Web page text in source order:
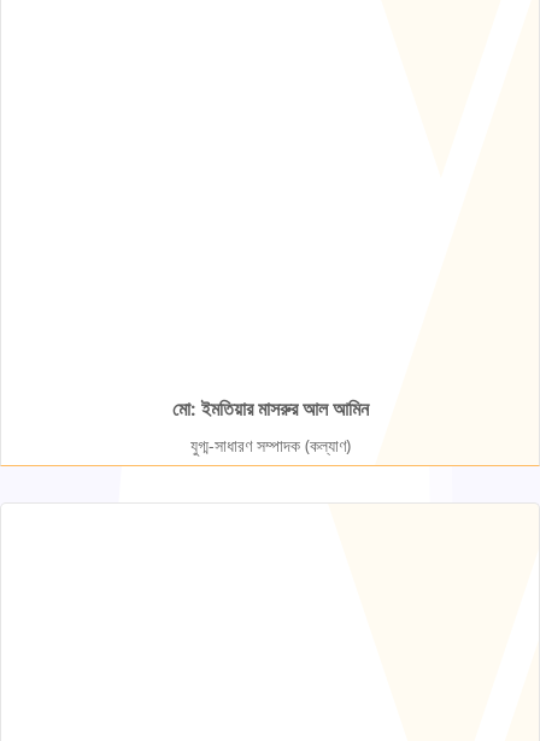
মো: ইমতিয়ার মাসরুর আল আমিন
যুগ্ম-সাধারণ সম্পাদক (কল্যাণ)